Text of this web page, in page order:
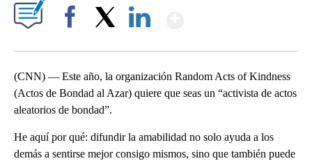
(CNN) — Este año, la organización Random Acts of Kindness
(Actos de Bondad al Azar) quiere que seas un “activista de actos
aleatorios de bondad”.
He aquí por qué: difundir la amabilidad no solo ayuda a los
demás a sentirse mejor consigo mismos, sino que también puede